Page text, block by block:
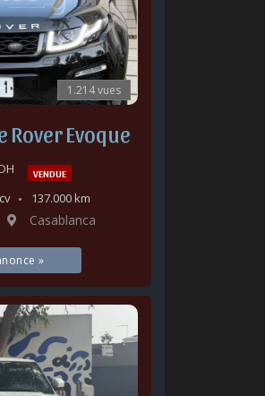
1.214 vues
Rover Evoque
VENDUE
137.000 km
Casablanca
»